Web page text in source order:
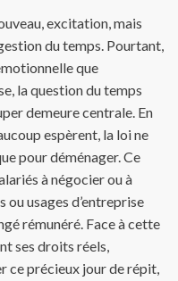
excitation, mais
du temps. Pourtant,
que
la question du temps
demeure centrale. En
espèrent, la loi ne
pour déménager. Ce
à négocier ou à
ou usages d’entreprise
rémunéré. Face à cette
ses droits réels,
ce précieux jour de répit,